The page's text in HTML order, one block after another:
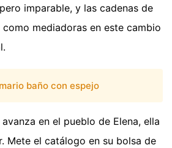
imparable, y las cadenas de
mediadoras en este cambio
baño con espejo
en el pueblo de Elena, ella
Mete el catálogo en su bolsa de